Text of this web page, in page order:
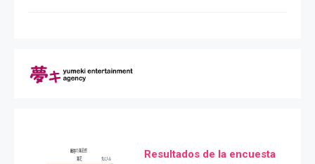
Resultados de la encuesta